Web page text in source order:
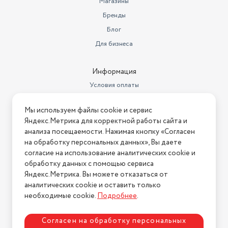
Бренды
Блог
Для бизнеса
Информация
Условия оплаты
Условия возврата
Нашли ошибку на сайте? Напишите нам
2026 © Интернет-магазин "АстМаркет". У нас есть всё!
Политика конфиденциальности
Мы используем файлы cookie и сервис
Яндекс.Метрика для корректной работы сайта и
анализа посещаемости. Нажимая кнопку «Согласен
на обработку персональных данных», Вы даете
согласие на использование аналитических cookie и
обработку данных с помощью сервиса
Яндекс.Метрика. Вы можете отказаться от
аналитических cookie и оставить только
необходимые cookie.Подробнее.
Согласен на обработку персональных